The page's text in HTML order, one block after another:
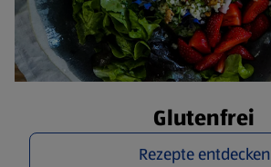
Glutenfrei
Rezepte entdecken